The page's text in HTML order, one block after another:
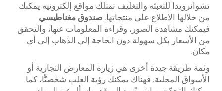
تشوانرويدا للتعبئة والتغليف تمتلك مواقع إلكترونية يمكنك
من خلالها الاطلاع على منتجاتها. صندوق مغناطيسي
فيمكنك مشاهدة الصور، وقراءة المعلومات عنها، والتحقق
من الأسعار بكل سهولة دون الحاجة إلى الذهاب إلى أي
مكان.
وثمة طريقة جيدة أخرى هي زيارة المعارض التجارية أو
الأسواق المحلية. فهناك يمكنك رؤية العلب شخصيًّا، كما